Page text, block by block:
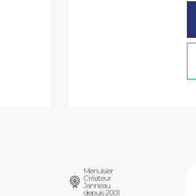
Menuisier
Créateur
Janneau
depuis 2001